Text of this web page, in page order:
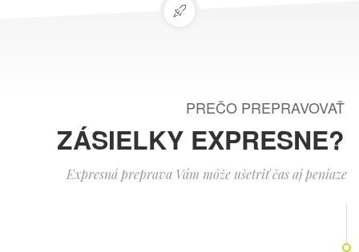
PREČO PREPRAVOVAŤ
ZÁSIELKY EXPRESNE?
Expresná preprava Vám môže ušetriť čas aj peniaze